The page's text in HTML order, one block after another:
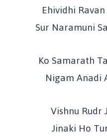
Ehividhi
Sur Naramuni
Ko Samarath
Nigam Anadi
Vishnu Rudr
Jinaki Ho